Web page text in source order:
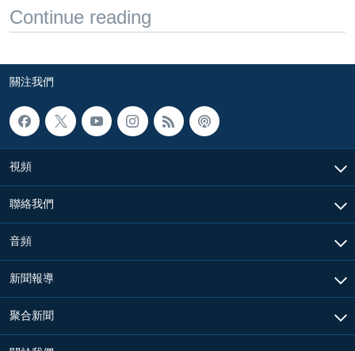
Continue reading
關注我們
視頻
聯絡我們
音頻
新聞報導
聚合新聞